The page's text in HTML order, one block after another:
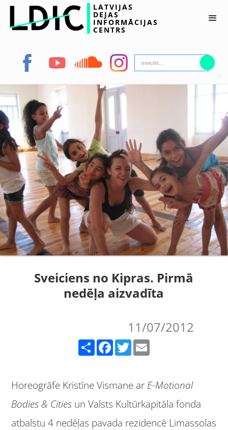
LATVIJAS
DEJAS
INFORMĀCIJAS
CENTRS
Sveiciens no Kipras. Pirmā
nedēļa aizvadīta
11/07/2012
Facebook Twitter
Horeogrāfe Kristīne Vismane ar E-Motional
Bodies & Cities un Valsts Kultūrkapitāla fonda
atbalstu 4 nedēļas pavada rezidencē Limassolas